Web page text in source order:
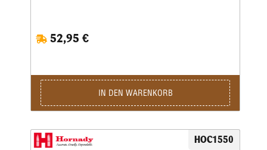
Messschieber befestigt werden und misst dann mit Hilfe der
jeweils passenden Vergleichseinsätze Patronen der Kaliber
einsetzen, erreichen Sie die absolut höchstmögliche
Genauigkeit beim Abmessen Ihrer Präzisionsmunition.Mit
dieser Methode ist es möglich, Ladungen beim Einstellen
der Geschosssetzmatrize für eine idelae störungsfreie
GVM wird als Set mit sechs Einsätzen geliefert.Das Set
besteht aus einer Vergleichs-Messlehre und Einsätzen für
52,95 €
IN DEN WARENKORB
HOC1550